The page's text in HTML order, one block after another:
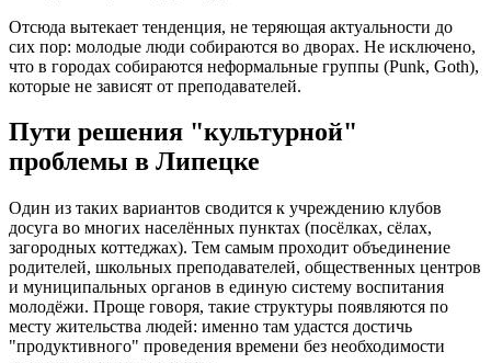
Отсюда вытекает тенденция, не теряющая актуальности до
сих пор: молодые люди собираются во дворах. Не исключено,
что в городах собираются неформальные группы (Punk, Goth),
которые не зависят от преподавателей.
Пути решения "культурной"
проблемы в Липецке
Один из таких вариантов сводится к учреждению клубов
досуга во многих населённых пунктах (посёлках, сёлах,
загородных коттеджах). Тем самым проходит объединение
родителей, школьных преподавателей, общественных центров
и муниципальных органов в единую систему воспитания
молодёжи. Проще говоря, такие структуры появляются по
месту жительства людей: именно там удастся достичь
"продуктивного" проведения времени без необходимости